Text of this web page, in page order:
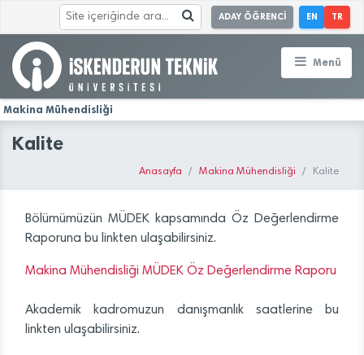
ADAY ÖĞRENCİ EN TR
Menü
Makina Mühendisliği
Kalite
Anasayfa Makina Mühendisliği Kalite
Bölümümüzün MÜDEK kapsamında Öz Değerlendirme
Raporuna bu linkten ulaşabilirsiniz.
Makina Mühendisliği MÜDEK Öz Değerlendirme Raporu
Akademik kadromuzun danışmanlık saatlerine bu
linkten ulaşabilirsiniz.